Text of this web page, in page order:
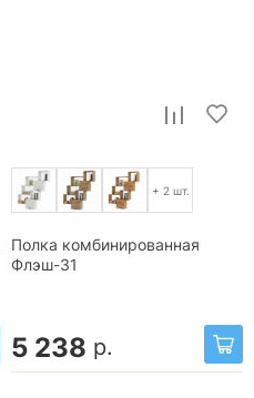
+ 2 шт.
Полка комбинированная
Флэш-31
5 238 р.